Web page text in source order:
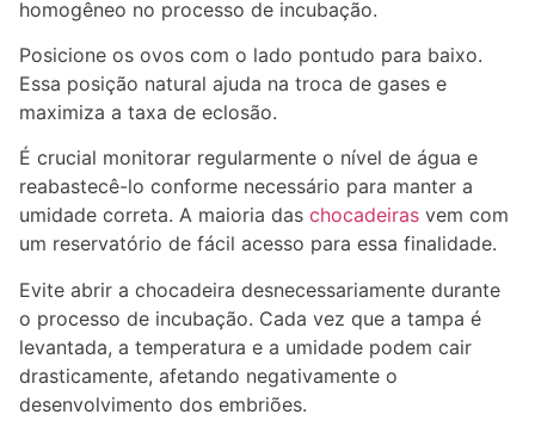
homogêneo no processo de incubação.
Posicione os ovos com o lado pontudo para baixo.
Essa posição natural ajuda na troca de gases e
maximiza a taxa de eclosão.
É crucial monitorar regularmente o nível de água e
reabastecê-lo conforme necessário para manter a
umidade correta. A maioria das chocadeiras vem com
um reservatório de fácil acesso para essa finalidade.
Evite abrir a chocadeira desnecessariamente durante
o processo de incubação. Cada vez que a tampa é
levantada, a temperatura e a umidade podem cair
drasticamente, afetando negativamente o
desenvolvimento dos embriões.